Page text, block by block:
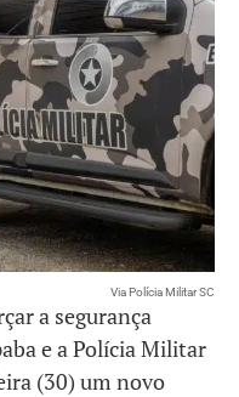
Via Polícia Militar SC
a segurança
e a Polícia Militar
(30) um novo